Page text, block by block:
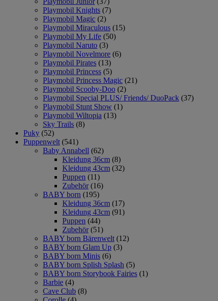
Playmobil Knights (7)
Playmobil Magic (2)
Playmobil Miraculous (15)
Playmobil My Life (50)
Playmobil Naruto (3)
Playmobil Novelmore (6)
Playmobil Pirates (13)
Playmobil Princess (5)
Playmobil Princess Magic (21)
Playmobil Scooby-Doo (2)
Playmobil Special PLUS/ Friends/ DuoPack (37)
Playmobil Stunt Show (1)
Playmobil Wiltopia (13)
Sky Trails (8)
Puky (52)
Puppenwelt (541)
Baby Annabell (62)
Kleidung 36cm (8)
Kleidung 43cm (32)
Puppen (11)
Zubehör (16)
BABY born (195)
Kleidung 36cm (17)
Kleidung 43cm (91)
Puppen (44)
Zubehör (51)
BABY born Bärenwelt (12)
BABY born Glam Up (3)
BABY born Minis (6)
BABY born Splish Splash (5)
BABY born Storybook Fairies (1)
Barbie (4)
Cave Club (8)